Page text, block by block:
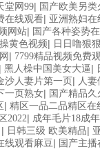
堂网99| 国产欧美另
在线观看| 亚洲熟妇
网站| 国产各种姿势
黄色视频| 日日噜狠
| 7799精品视频免费
| 黑人橾中国美女大逼 |
沙人妻片第一页 | 人
一页熟女| 国产精品
| 精区一品二品精区在
2022| 成年毛片18成
| 日韩三级 欧美精品|
线观看麻豆| 国产主